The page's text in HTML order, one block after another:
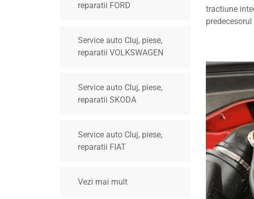
reparatii FORD
Service auto Cluj, piese,
reparatii VOLKSWAGEN
Service auto Cluj, piese,
reparatii SKODA
Service auto Cluj, piese,
reparatii FIAT
Vezi mai mult
tractiune